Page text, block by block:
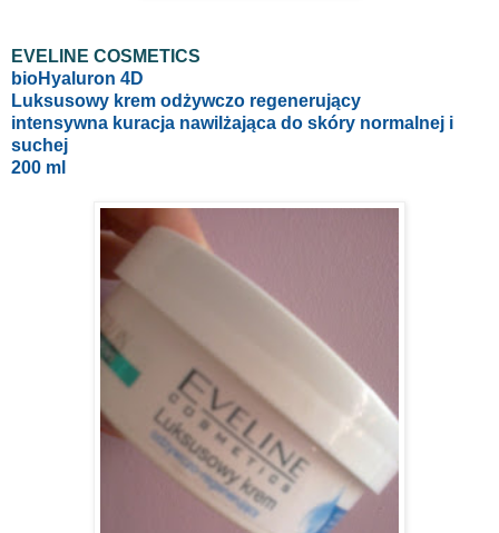
EVELINE COSMETICS
bioHyaluron 4D
Luksusowy krem odżywczo regenerujący
intensywna kuracja nawilżająca do skóry normalnej i
suchej
200 ml